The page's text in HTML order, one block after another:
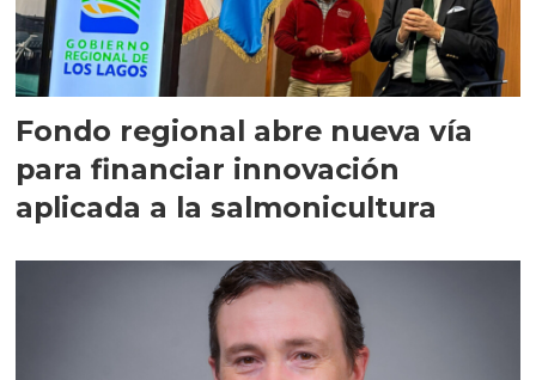
Fondo regional abre nueva vía
para financiar innovación
aplicada a la salmonicultura